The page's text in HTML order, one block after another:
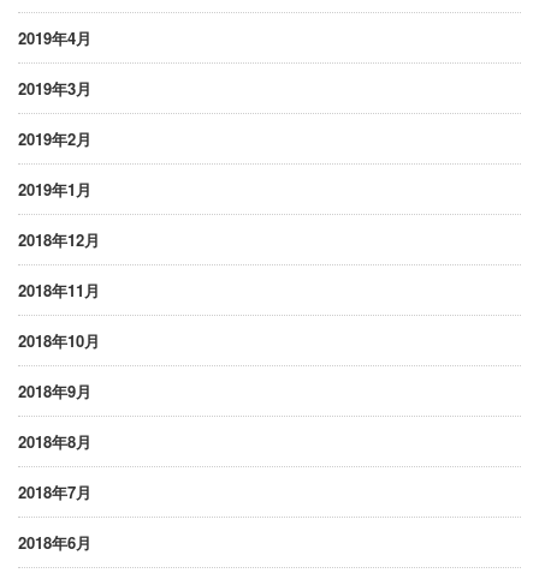
2019年4月
2019年3月
2019年2月
2019年1月
2018年12月
2018年11月
2018年10月
2018年9月
2018年8月
2018年7月
2018年6月